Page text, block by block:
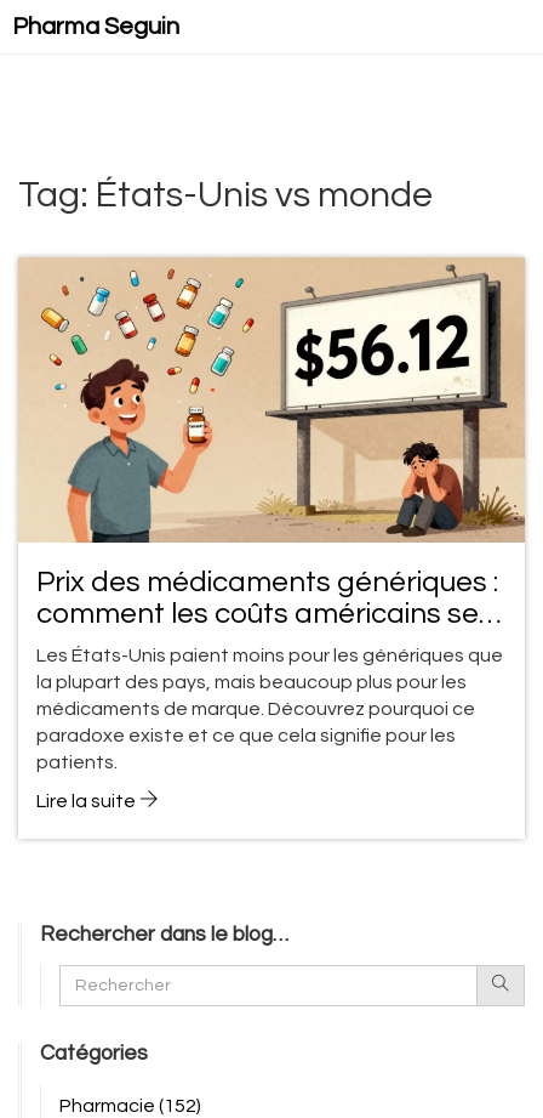
Pharma Seguin
Tag: États-Unis vs monde
Prix des médicaments génériques :
comment les coûts américains se
comparent au reste du monde
Les États-Unis paient moins pour les génériques que
la plupart des pays, mais beaucoup plus pour les
médicaments de marque. Découvrez pourquoi ce
paradoxe existe et ce que cela signifie pour les
patients.
Lire la suite
Rechercher dans le blog…
Catégories
Pharmacie (152)